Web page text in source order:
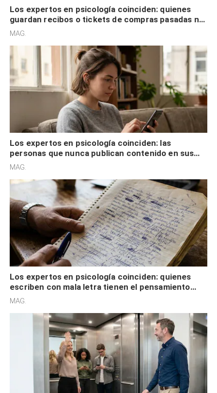
Los expertos en psicología coinciden: quienes
guardan recibos o tickets de compras pasadas no
son acumuladores, sino que tienen necesidad de
MAG.
Los expertos en psicología coinciden: las
personas que nunca publican contenido en sus
redes sociales no pretenden buscar validación
MAG.
Los expertos en psicología coinciden: quienes
escriben con mala letra tienen el pensamiento
acelerado y no lo hacen por desinterés
MAG.